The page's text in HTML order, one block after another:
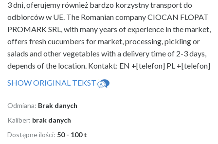
3 dni, oferujemy również bardzo korzystny transport do
odbiorców w UE. The Romanian company CIOCAN FLOPAT
PROMARK SRL, with many years of experience in the market,
offers fresh cucumbers for market, processing, pickling or
salads and other vegetables with a delivery time of 2-3 days,
depends of the location. Kontakt: EN +[telefon] PL +[telefon]
SHOW ORIGINAL TEKST
Odmiana: Brak danych
Kaliber: brak danych
Dostępne ilości: 50 - 100 t